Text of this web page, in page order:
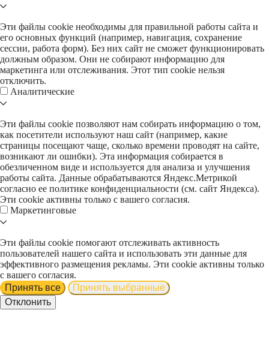
Эти файлы cookie необходимы для правильной работы сайта и
его основных функций (например, навигация, сохранение
сессии, работа форм). Без них сайт не сможет функционировать
должным образом. Они не собирают информацию для
маркетинга или отслеживания. Этот тип cookie нельзя
отключить.
Аналитические
Эти файлы cookie позволяют нам собирать информацию о том,
как посетители используют наш сайт (например, какие
страницы посещают чаще, сколько времени проводят на сайте,
возникают ли ошибки). Эта информация собирается в
обезличенном виде и используется для анализа и улучшения
работы сайта. Данные обрабатываются Яндекс.Метрикой
согласно ее политике конфиденциальности (см. сайт Яндекса).
Эти cookie активны только с вашего согласия.
Маркетинговые
Эти файлы cookie помогают отслеживать активность
пользователей нашего сайта и использовать эти данные для
эффективного размещения рекламы. Эти cookie активны только
с вашего согласия.
Принять все
Принять выбранные
Отклонить